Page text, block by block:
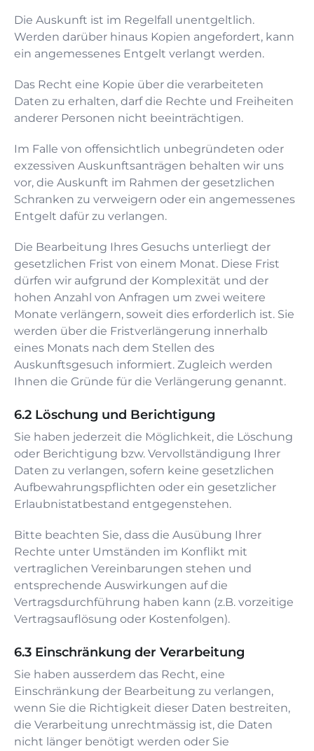
Die Auskunft ist im Regelfall unentgeltlich.
Werden darüber hinaus Kopien angefordert, kann
ein angemessenes Entgelt verlangt werden.
Das Recht eine Kopie über die verarbeiteten
Daten zu erhalten, darf die Rechte und Freiheiten
anderer Personen nicht beeinträchtigen.
Im Falle von offensichtlich unbegründeten oder
exzessiven Auskunftsanträgen behalten wir uns
vor, die Auskunft im Rahmen der gesetzlichen
Schranken zu verweigern oder ein angemessenes
Entgelt dafür zu verlangen.
Die Bearbeitung Ihres Gesuchs unterliegt der
gesetzlichen Frist von einem Monat. Diese Frist
dürfen wir aufgrund der Komplexität und der
hohen Anzahl von Anfragen um zwei weitere
Monate verlängern, soweit dies erforderlich ist. Sie
werden über die Fristverlängerung innerhalb
eines Monats nach dem Stellen des
Auskunftsgesuch informiert. Zugleich werden
Ihnen die Gründe für die Verlängerung genannt.
Löschung und Berichtigung
Sie haben jederzeit die Möglichkeit, die Löschung
oder Berichtigung bzw. Vervollständigung Ihrer
Daten zu verlangen, sofern keine gesetzlichen
Aufbewahrungspflichten oder ein gesetzlicher
Erlaubnistatbestand entgegenstehen.
Bitte beachten Sie, dass die Ausübung Ihrer
Rechte unter Umständen im Konflikt mit
vertraglichen Vereinbarungen stehen und
entsprechende Auswirkungen auf die
Vertragsdurchführung haben kann (z.B. vorzeitige
Vertragsauflösung oder Kostenfolgen).
Einschränkung der Verarbeitung
Sie haben ausserdem das Recht, eine
Einschränkung der Bearbeitung zu verlangen,
wenn Sie die Richtigkeit dieser Daten bestreiten,
die Verarbeitung unrechtmässig ist, die Daten
nicht länger benötigt werden oder Sie